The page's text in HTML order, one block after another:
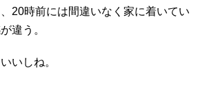
20時前には間違いなく家に着いてい
違う。
いしね。